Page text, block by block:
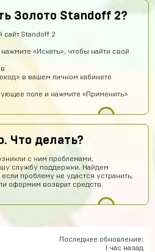
Золото Standoff 2?
сайт Standoff 2
«Искать», чтобы найти свой
в вашем личном кабинете
поле и нажмите «Применить»
Что делать?
с ним проблемами,
службу поддержки. Найдем
проблему не удастся устранить,
оформим возврат средств.
Последнее обновление:
1 час назад
9 часов назад
9 часов назад
почту?
аккаунт и напишу ещё раз